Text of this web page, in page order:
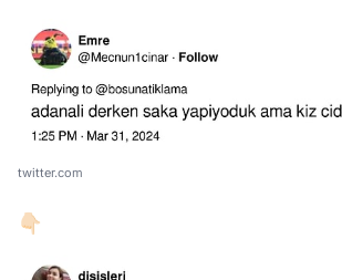
twitter.com
👇🏻